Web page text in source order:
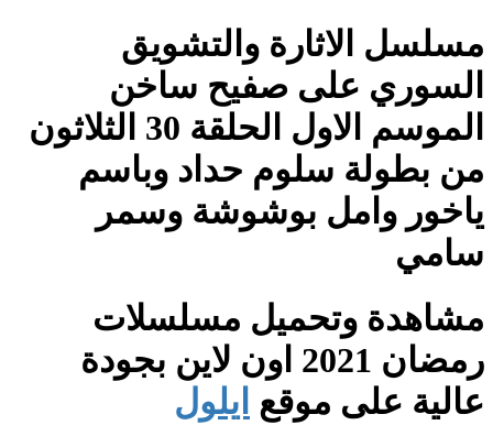
مسلسل الاثارة والتشويق
السوري على صفيح ساخن
الموسم الاول الحلقة 30 الثلاثون
من بطولة سلوم حداد وباسم
ياخور وامل بوشوشة وسمر
سامي
مشاهدة وتحميل مسلسلات
رمضان 2021 اون لاين بجودة
عالية على موقع ايلول